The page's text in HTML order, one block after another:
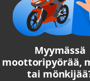
Myymässä
moottoripyörää,
tai